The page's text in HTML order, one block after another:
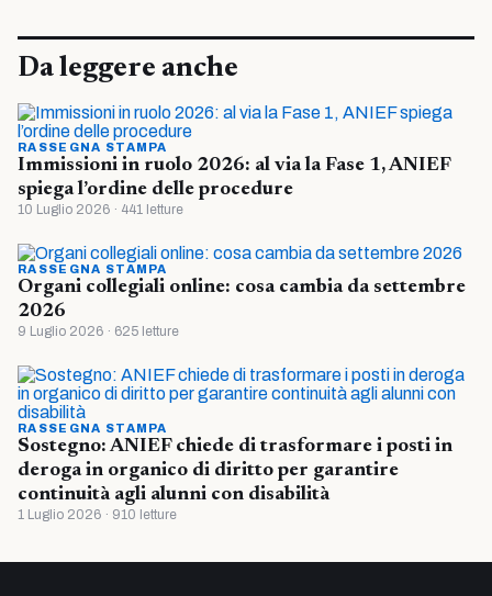
Da leggere anche
RASSEGNA STAMPA
Immissioni in ruolo 2026: al via la Fase 1, ANIEF
spiega l’ordine delle procedure
10 Luglio 2026 · 441 letture
RASSEGNA STAMPA
Organi collegiali online: cosa cambia da settembre
2026
9 Luglio 2026 · 625 letture
RASSEGNA STAMPA
Sostegno: ANIEF chiede di trasformare i posti in
deroga in organico di diritto per garantire
continuità agli alunni con disabilità
1 Luglio 2026 · 910 letture